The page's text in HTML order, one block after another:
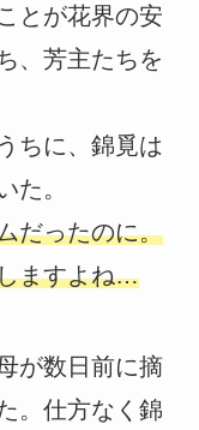
とが花界の安
、芳主たちを
ちに、錦覓は
た。
だったのに。
ますよね…
が数日前に摘
。仕方なく錦